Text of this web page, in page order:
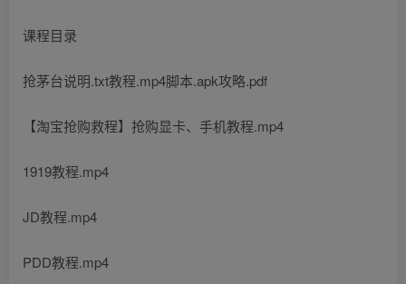
课程目录
抢茅台说明.txt教程.mp4脚本.apk攻略.pdf
【淘宝抢购救程】抢购显卡、手机教程.mp4
1919教程.mp4
JD教程.mp4
PDD教程.mp4